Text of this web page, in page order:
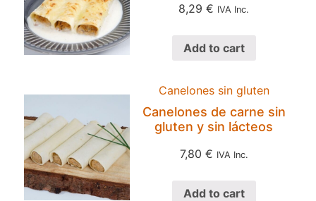
8,29 € IVA Inc.
Add to cart
Canelones sin gluten
Canelones de carne sin
gluten y sin lácteos
7,80 € IVA Inc.
Add to cart